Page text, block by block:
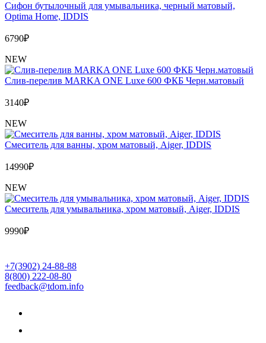
Сифон бутылочный для умывальника, черный матовый,
Optima Home, IDDIS
6790₽
NEW
Слив-перелив MARKA ONE Luxe 600 ФКБ Черн.матовый
3140₽
NEW
Cмеситель для ванны, хром матовый, Aiger, IDDIS
14990₽
NEW
Cмеситель для умывальника, хром матовый, Aiger, IDDIS
9990₽
+7(3902) 24-88-88
8(800) 222-08-80
feedback@tdom.info